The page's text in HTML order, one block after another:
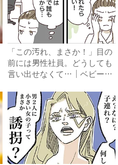
「この汚れ、まさか！」目の
前には男性社員。どうしても
言い出せなくて…｜ベビーカ